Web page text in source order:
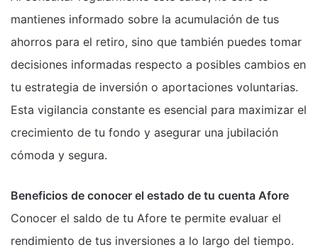
mantienes informado sobre la acumulación de tus
ahorros para el retiro, sino que también puedes tomar
decisiones informadas respecto a posibles cambios en
tu estrategia de inversión o aportaciones voluntarias.
Esta vigilancia constante es esencial para maximizar el
crecimiento de tu fondo y asegurar una jubilación
cómoda y segura.
Beneficios de conocer el estado de tu cuenta Afore
Conocer el saldo de tu Afore te permite evaluar el
rendimiento de tus inversiones a lo largo del tiempo.